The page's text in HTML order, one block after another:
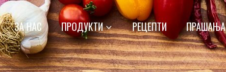
ЗА НАС ПРОДУКТИ РЕЦЕПТИ ПРАШАЊА